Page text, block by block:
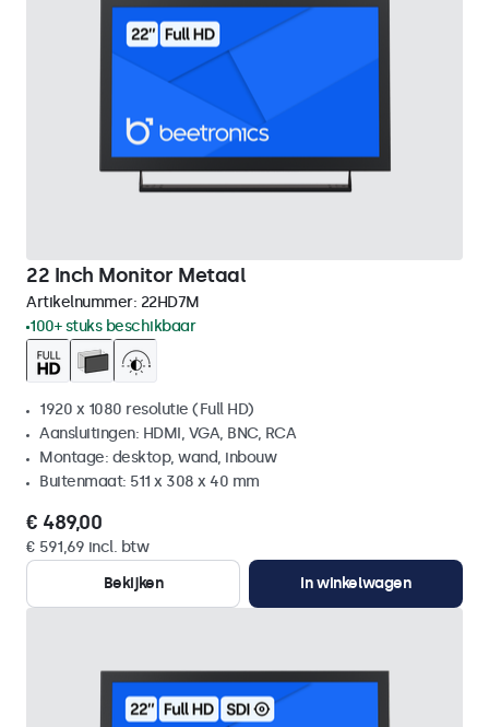
22 Inch Monitor Metaal
Artikelnummer: 22HD7M
100+ stuks beschikbaar
1920 x 1080 resolutie (Full HD)
Aansluitingen: HDMI, VGA, BNC, RCA
Montage: desktop, wand, inbouw
Buitenmaat: 511 x 308 x 40 mm
€ 489,00
€ 591,69 incl. btw
Bekijken
In winkelwagen